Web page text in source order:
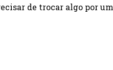
de trocar algo por